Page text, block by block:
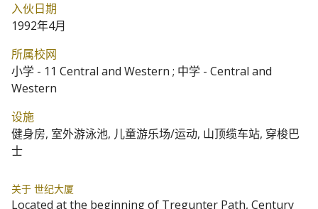
入伙日期
1992年4月
所属校网
小学 - 11 Central and Western ; 中学 - Central and
Western
设施
健身房, 室外游泳池, 儿童游乐场/运动, 山顶缆车站, 穿梭巴
士
关于 世纪大厦
Located at the beginning of Tregunter Path, Century